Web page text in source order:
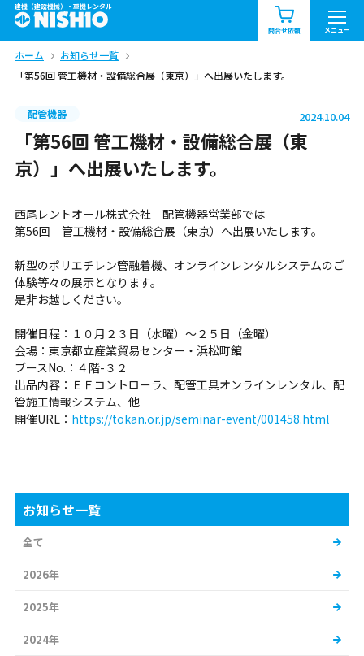
建機（建設機械）・重機レンタル
問合せ依頼 メニュー
商品一覧 お知らせ一覧
問合せ依頼リスト
北海道 東北 関東
中部 関西
九州・沖縄（外部）
ホーム
お知らせ一覧
「第56回 管工機材・設備総合展（東京）」へ出展いたします。
配管機器 2024.10.04
「第56回 管工機材・設備総合展（東
京）」へ出展いたします。
西尾レントオール株式会社 配管機器営業部では
第56回 管工機材・設備総合展（東京）へ出展いたします。
新型のポリエチレン管融着機、オンラインレンタルシステムのご
体験等々の展示となります。
是非お越しください。
開催日程：１０月２３日（水曜）～２５日（金曜）
会場：東京都立産業貿易センター・浜松町館
ブースNo.：４階-３２
出品内容：ＥＦコントローラ、配管工具オンラインレンタル、配
管施工情報システム、他
開催URL： https://tokan.or.jp/seminar-event/001458.html
お知らせ一覧
全て
2026年
2025年
2024年